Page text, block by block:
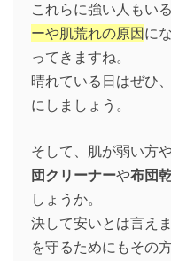
これらに強い人もい
ーや肌荒れの原因に
ってきますね。
晴れている日はぜひ
にしましょう。
そして、肌が弱い方
団クリーナーや布団
しょうか。
決して安いとは言え
を守るためにもその